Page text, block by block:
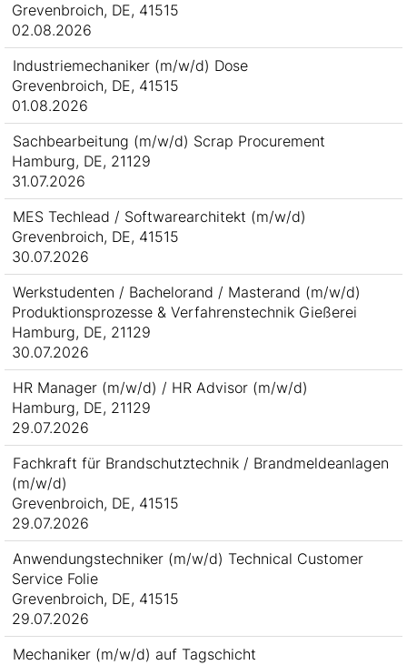
Grevenbroich, DE, 41515
02.08.2026
Industriemechaniker (m/w/d) Dose
Grevenbroich, DE, 41515
01.08.2026
Sachbearbeitung (m/w/d) Scrap Procurement
Hamburg, DE, 21129
31.07.2026
MES Techlead / Softwarearchitekt (m/w/d)
Grevenbroich, DE, 41515
30.07.2026
Werkstudenten / Bachelorand / Masterand (m/w/d)
Produktionsprozesse & Verfahrenstechnik Gießerei
Hamburg, DE, 21129
30.07.2026
HR Manager (m/w/d) / HR Advisor (m/w/d)
Hamburg, DE, 21129
29.07.2026
Fachkraft für Brandschutztechnik / Brandmeldeanlagen
(m/w/d)
Grevenbroich, DE, 41515
29.07.2026
Anwendungstechniker (m/w/d) Technical Customer
Service Folie
Grevenbroich, DE, 41515
29.07.2026
Mechaniker (m/w/d) auf Tagschicht